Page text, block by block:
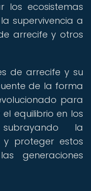
los ecosistemas
supervivencia a
arrecife y otros
de arrecife y su
de la forma
para
equilibrio en los
la
proteger estos
generaciones